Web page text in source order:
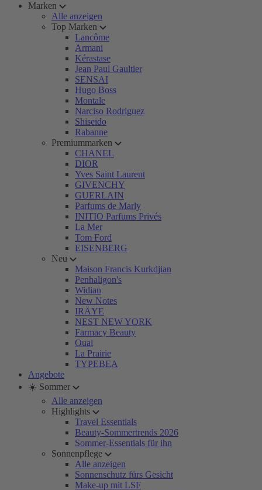
Marken
Alle anzeigen
Top Marken
Lancôme
Armani
Kérastase
Jean Paul Gaultier
SENSAI
Hugo Boss
Montale
Narciso Rodriguez
Shiseido
Rabanne
Premiummarken
CHANEL
DIOR
Yves Saint Laurent
GIVENCHY
GUERLAIN
Parfums de Marly
INITIO Parfums Privés
La Mer
Tom Ford
EISENBERG
Neu
Maison Francis Kurkdjian
Penhaligon's
Widian
New Notes
IRÄYE
NEST NEW YORK
Farmacy Beauty
Ouai
La Prairie
TYPEBEA
Angebote
☀️ Sommer
Alle anzeigen
Highlights
Travel Essentials
Beauty-Sommertrends 2026
Sommer-Essentials für ihn
Sonnenpflege
Alle anzeigen
Sonnenschutz fürs Gesicht
Make-up mit LSF